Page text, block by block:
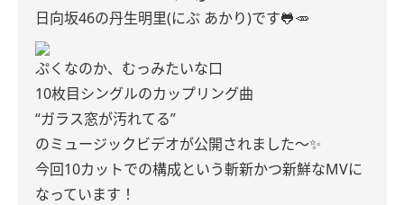
日向坂46の丹生明里(にぶ あかり)です🐸🥕
ぷくなのか、むっみたいな口
10枚目シングルのカップリング曲
“ガラス窓が汚れてる”
のミュージックビデオが公開されました〜✨
今回10カットでの構成という斬新かつ新鮮なMVに
なっています！